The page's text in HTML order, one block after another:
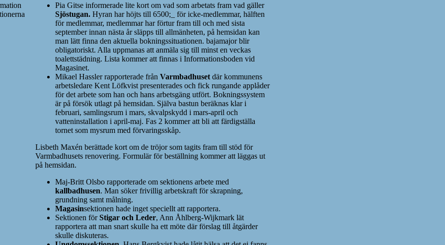
Pia Gitse informerade lite kort om vad som arbetats fram vad gäller
Sjöstugan. Hyran har höjts till 6500;_ för icke-medlemmar, hälften
för medlemmar, medlemmar har förtur fram till och med sista
september innan nästa år släpps till allmänheten, på hemsidan kan
man lätt finna den aktuella bokningssituationen. bajamajor blir
obligatoriskt. Alla uppmanas att anmäla sig till minst en veckas
toalettstädning. Lista kommer att finnas i Informationsboden vid
Magasinet.
Mikael Hassler rapporterade frånVarmbadhuset där kommunens
arbetsledare Kent Löfkvist presenterades och fick rungande applåder
för det arbete som han och hans arbetsgäng utfört. Bokningssystem
är på försök utlagt på hemsidan. Själva bastun beräknas klar i
februari, samlingsrum i mars, skvalpskydd i mars-april och
vatteninstallation i april-maj. Fas 2 kommer att bli att färdigställa
tornet som mysrum med förvaringsskåp.
Lisbeth Maxén berättade kort om de tröjor som tagits fram till stöd för
Varmbadhusets renovering. Formulär för beställning kommer att läggas ut
på hemsidan.
Maj-Britt Olsbo rapporterade om sektionens arbete med
kallbadhusen. Man söker frivillig arbetskraft för skrapning,
grundning samt målning.
Magasinsektionen hade inget speciellt att rapportera.
Sektionen förStigar och Leder, Ann Åhlberg-Wijkmark lät
rapportera att man snart skulle ha ett möte där förslag till åtgärder
skulle diskuteras.